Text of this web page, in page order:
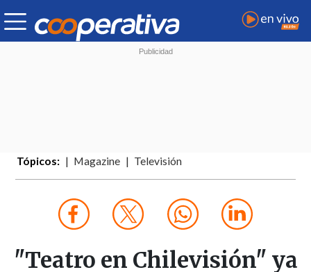
Tópicos: Magazine Televisión
"Teatro en Chilevisión" ya